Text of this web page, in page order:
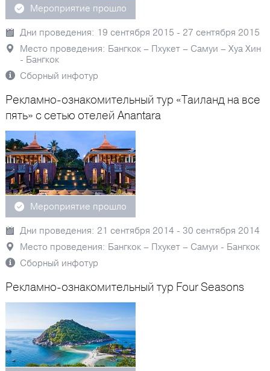
Мероприятие прошло
Дни проведения: 19 сентября 2015 - 27 сентября 2015
Место проведения: Бангкок – Пхукет – Самуи – Хуа Хин
- Бангкок
Сборный инфотур
Рекламно-ознакомительный тур «Таиланд на все
пять» с сетью отелей Anantara
Мероприятие прошло
Дни проведения: 21 сентября 2014 - 30 сентября 2014
Место проведения: Бангкок – Пхукет – Самуи - Бангкок
Сборный инфотур
Рекламно-ознакомительный тур Four Seasons